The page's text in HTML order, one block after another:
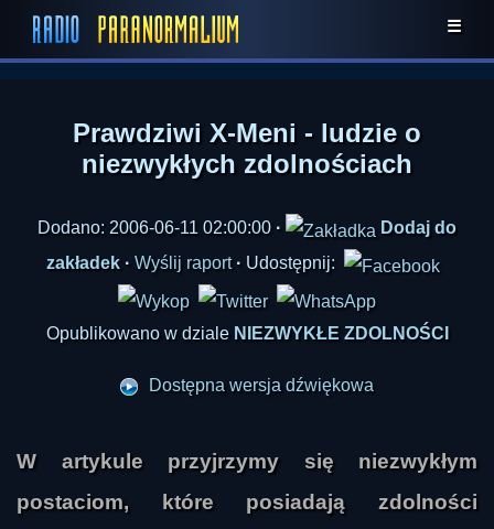
☰
Prawdziwi X-Meni - ludzie o
niezwykłych zdolnościach
Dodano: 2006-06-11 02:00:00 ·
Dodaj do
zakładek · Wyślij raport · Udostępnij:
Opublikowano w dziale NIEZWYKŁE ZDOLNOŚCI
Dostępna wersja dźwiękowa
W artykule przyjrzymy się niezwykłym
postaciom, które posiadają zdolności